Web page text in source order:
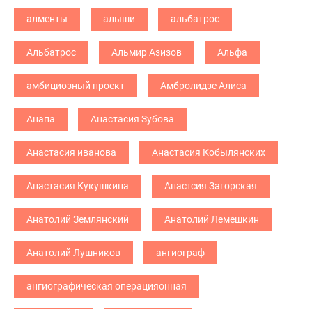
алменты алыши альбатрос
Альбатрос Альмир Азизов Альфа
амбициозный проект Амбролидзе Алиса
Анапа Анастасия Зубова
Анастасия иванова Анастасия Кобылянских
Анастасия Кукушкина Анастсия Загорская
Анатолий Землянский Анатолий Лемешкин
Анатолий Лушников ангиограф
ангиографическая операцияонная